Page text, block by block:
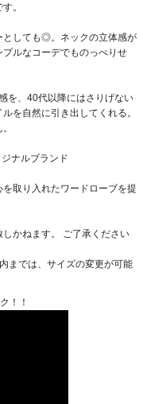
。
としても◎。ネックの立体感が
ルなコーデでものっぺりせ
を、40代以降にはさりげない
を自然に引き出してくれる。
ナルブランド
取り入れたワードローブを提
かねます。 ご了承ください
までは、サイズの変更が可能
！！